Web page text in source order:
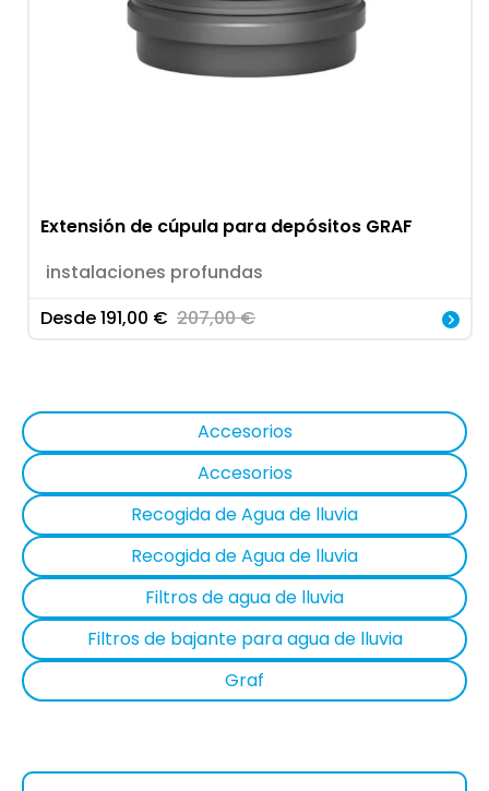
Extensión de cúpula para depósitos GRAF
instalaciones profundas
Desde191,00 € 207,00€
Accesorios
Accesorios
Recogida de Agua de lluvia
Recogida de Agua de lluvia
Filtros de agua de lluvia
Filtros de bajante para agua de lluvia
Graf